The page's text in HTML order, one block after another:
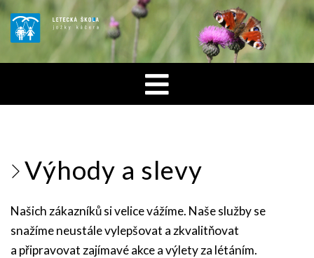
Výhody a slevy
Našich zákazníků si velice vážíme. Naše služby se
snažíme neustále vylepšovat a zkvalitňovat
a připravovat zajímavé akce a výlety za létáním.